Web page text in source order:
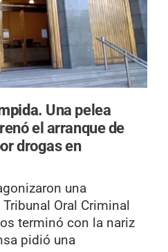
Una pelea
el arranque de
drogas en
una
Oral Criminal
terminó con la nariz
pidió una